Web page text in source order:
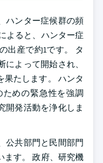
ハンター症候群の頻
よると、ハンター症
出産で約1です。 タ
よって開始され、
果たします。 ハンタ
めの緊急性を強調
開発活動を浄化しま
公共部門と民間部門
ます。 政府、研究機